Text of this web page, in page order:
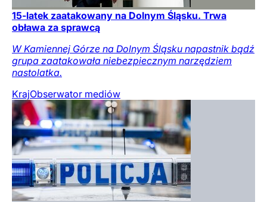
15-latek zaatakowany na Dolnym Śląsku. Trwa
obława za sprawcą
W Kamiennej Górze na Dolnym Śląsku napastnik bądź
grupa zaatakowała niebezpiecznym narzędziem
nastolatka.
KrajObserwator mediów